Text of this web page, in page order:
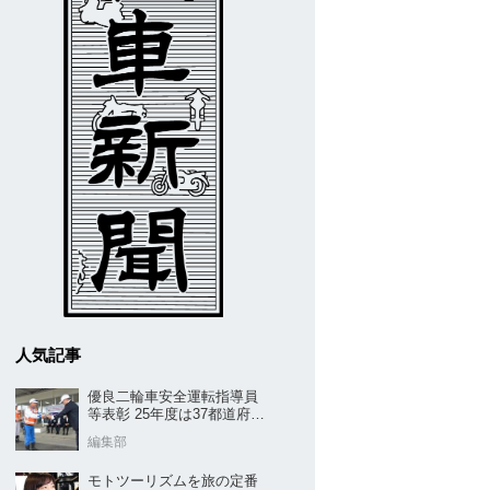
人気記事
優良二輪車安全運転指導員
等表彰 25年度は37都道府県
編集部
モトツーリズムを旅の定番